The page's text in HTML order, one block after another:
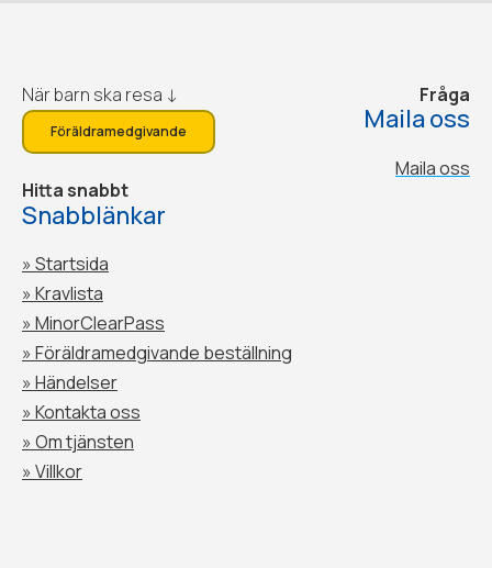
När barn ska resa ↓
Föräldramedgivande
Hitta snabbt
Snabblänkar
» Startsida
» Kravlista
» MinorClearPass
» Föräldramedgivande beställning
» Händelser
» Kontakta oss
» Om tjänsten
» Villkor
Fråga
Maila oss
Maila oss